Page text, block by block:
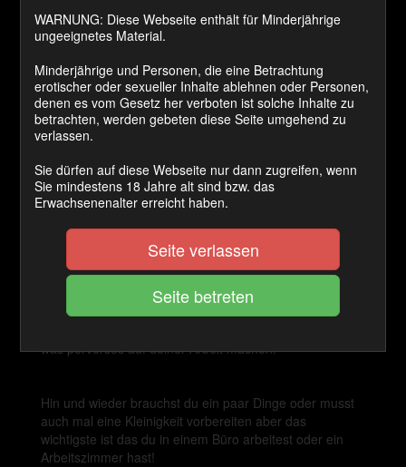
Preis:
1100 Coins
Cashback Ø:
50 Coins
JETZT KAUFEN
deinen Arbeitsplatz. Schliesslich kannst du doch ganz
egal wo du bist an nichts anderes denken als an deine
Herrin und nun darfst du für mich ein paar Aufgaben
erledigen. Es wird sich herausstellen wie Wichtig ich dir
bin das du selbst diese kleinen Mutproben für mich
was perverses auf deiner Arbeit machen.
Hin und wieder brauchst du ein paar Dinge oder musst
auch mal eine Kleinigkeit vorbereiten aber das
wichtigste ist das du in einem Büro arbeitest oder ein
Arbeitszimmer hast!
WARNUNG: Diese Webseite enthält für Minderjährige
ungeeignetes Material.
Minderjährige und Personen, die eine Betrachtung
erotischer oder sexueller Inhalte ablehnen oder Personen,
denen es vom Gesetz her verboten ist solche Inhalte zu
betrachten, werden gebeten diese Seite umgehend zu
verlassen.
Sie dürfen auf diese Webseite nur dann zugreifen, wenn
Sie mindestens 18 Jahre alt sind bzw. das
Erwachsenenalter erreicht haben.
Seite verlassen